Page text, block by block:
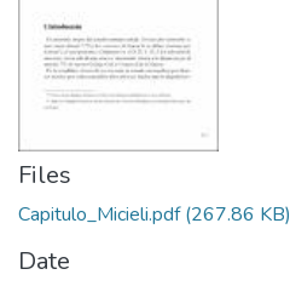
Files
Capitulo_Micieli.pdf(267.86 KB)
Date